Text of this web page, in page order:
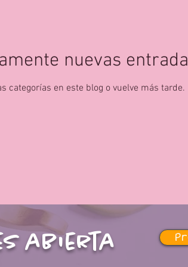
nuevas
categorías en este blog o vuelve más tarde.
abierta